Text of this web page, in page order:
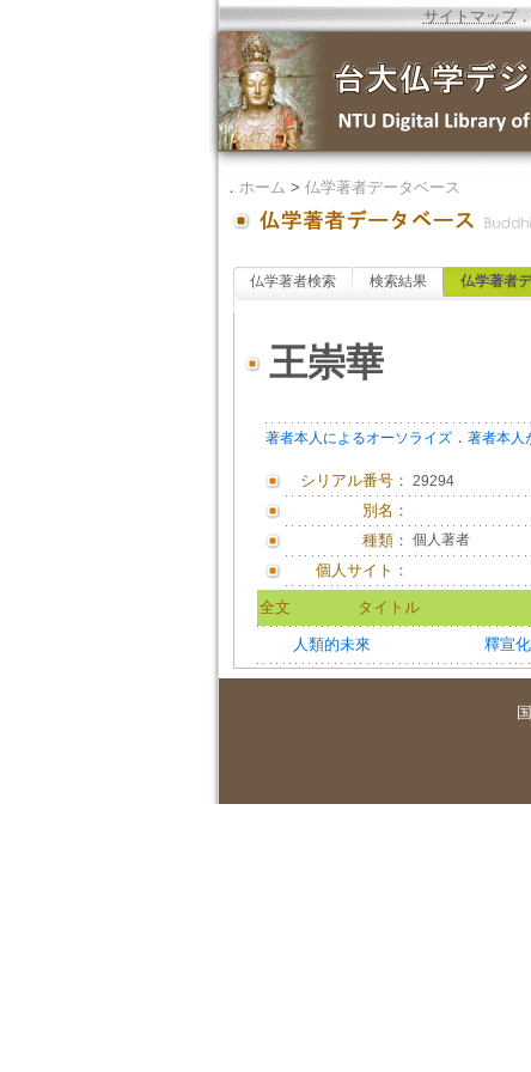
サイトマップ．
． ホーム > 仏学著者データベース
仏学著者検索 検索結果 仏学著者
王崇華
著者本人によるオーソライズ． 著者本人
シリアル番号： 29294
別名：
種類： 個人著者
個人サイト：
全文 タイトル
人類的未來 釋宣